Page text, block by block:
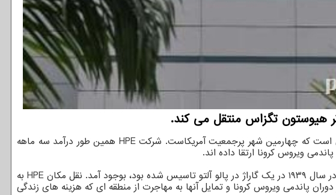
دهندگان به نقل از ایسنا، این شرکت اعلام نموده که در حال ساخت یک دفتر مرکزی جدید در هیوستون است که چهارمین شهر پرجمعیت آمریکاست. شرکت HPE همین طور درآمد سه ماهه
ویروس کرونا ارتقا داده اند.
شرکت HPE در سال ۲۰۱۵ بعد از انحلال شرکت هیولت پاکارد که یکی از شرکتهای فناوری منطقه خلیج سانفرانسیسکو بود و در سال ۱۹۳۹ در یک گاراژ در پالو آلتو تاسیس شده بود، بوجود آمد. نقل مکان HPE به
پاندمی ویروس کرونا و تمایل آنها به مهاجرت از منطقه ای که هزینه های زندگی